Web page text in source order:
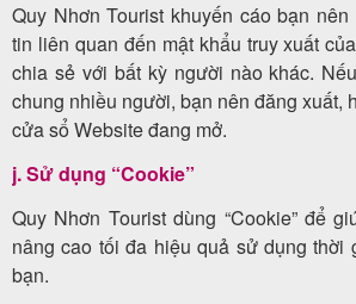
Quy Nhơn Tourist khuyến cáo bạn
tin liên quan đến mật khẩu truy xuất
chia sẻ với bất kỳ người nào khác.
chung nhiều người, bạn nên đăng xuất,
cửa sổ Website đang mở.
j. Sử dụng “Cookie”
Quy Nhơn Tourist dùng “Cookie” để
nâng cao tối đa hiệu quả sử dụng thời
bạn.